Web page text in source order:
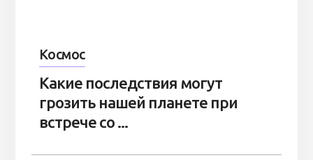
Космос
Какие последствия могут
грозить нашей планете при
встрече со ...